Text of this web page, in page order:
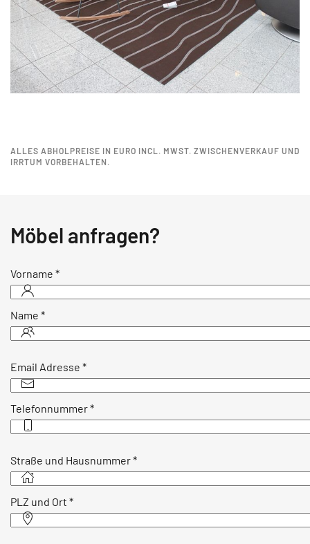
ALLES ABHOLPREISE IN EURO INCL. MWST. ZWISCHENVERKAUF UND
IRRTUM VORBEHALTEN.
Möbel anfragen?
Vorname *
Name *
Email Adresse *
Telefonnummer*
Straße und Hausnummer*
PLZ und Ort *